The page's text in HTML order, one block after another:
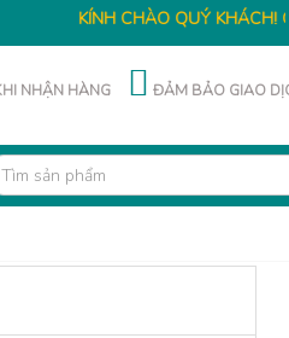
KÍNH CHÀO QUÝ KHÁCH!
NHẬN HÀNG ĐẢM BẢO GIAO